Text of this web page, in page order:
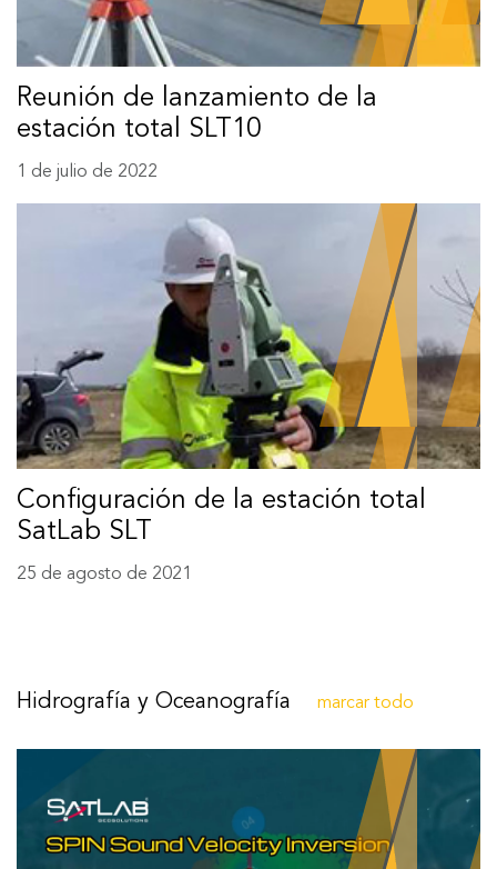
Reunión de lanzamiento de la
estación total SLT10
1 de julio de 2022
Configuración de la estación total
SatLab SLT
25 de agosto de 2021
Hidrografía y Oceanografía marcar todo